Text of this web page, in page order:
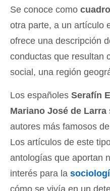
Se conoce como
otra parte, a un artículo
ofrece una descripción
conductas que resultan
social, una región
Los españoles Serafín
Mariano José de Larra
autores más famosos
Los artículos de este
antologías que aportan
interés para la